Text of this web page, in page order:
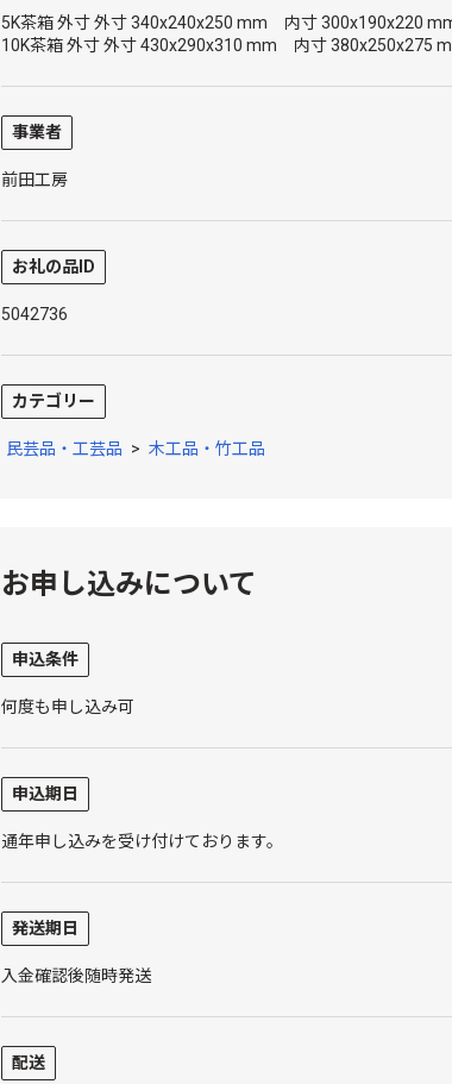
5K茶箱 外寸 外寸 340x240x250 mm 内寸 300x190x220
10K茶箱 外寸 外寸 430x290x310 mm 内寸 380x250x275
事業者
前田工房
お礼の品ID
5042736
カテゴリー
民芸品・工芸品 > 木工品・竹工品
お申し込みについて
申込条件
何度も申し込み可
申込期日
通年申し込みを受け付けております。
発送期日
入金確認後随時発送
配送